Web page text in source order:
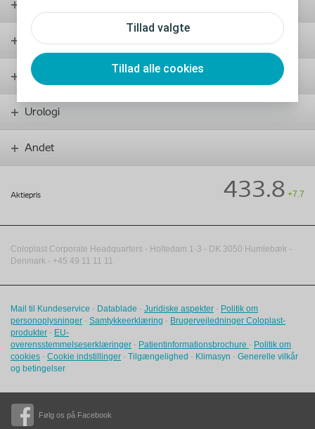
Tillad valgte
Tillad alle cookies
Følg os på Facebook
Kontinens
Sår
Urologi
Andet
Aktiepris 433.8 +7.7
Coloplast Corporate Headquarters - Holtedam 1-3 - DK 3050 Humlebæk -
Denmark - +45 49 11 11 11
Mail til Kundeservice - Datablade - Juridiske aspekter - Politik om
personoplysninger - Samtykkeerklæring - Brugervejledninger Coloplast-
produkter - EU-
overensstemmelseserklæringer - Patientinformationsbrochure - Politik om
cookies - Cookie indstillinger - Tilgængelighed - Klimasyn - Generelle vilkår
og betingelser